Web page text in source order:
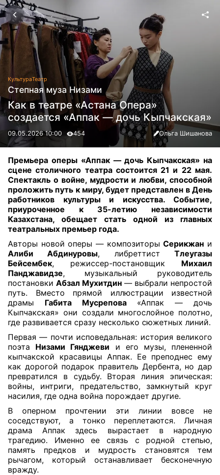
КультураТеатр
Степная муза Низами
Как в театре «Астана Опера»
создается «Аппак — дочь Кыпчакская»
09.05.2026 10:00 454 Ольга Шишанова
Премьера оперы «Аппак — дочь Кыпчакская» на
сцене столичного театра состоится 21 и 22 мая.
Спектакль о войне, мудрости и любви, способной
проложить путь к миру, будет представлен в День
работников культуры и искусства. Событие,
приуроченное к 35-летию независимости
Казахстана, обещает стать одной из главных
театральных премьер года.
Авторы новой оперы — композиторыСерикжан и
Алиби Абдинуровы, либреттистТлеугазы
Бейсембек, режиссер-постановщик Михаил
Панджавидзе, музыкальный руководитель
постановки Абзал Мухитдин — выбрали непростой
путь. Вместо прямой иллюстрации известной
драмы Габита Мусрепова«Аппак — дочь
Кыпчакская» они создали многослойное полотно,
где развивается сразу несколько сюжетных линий.
Первая — почти исповедальная: история великого
поэта Низами Гянджеви и его музы, плененной
кыпчакской красавицы Аппак. Ее преподнес ему
как дорогой подарок правитель Дербента, но дар
превратился в судьбу. Вторая линия эпическая:
войны, интриги, предательство, замкнутый круг
насилия, где одна война порождает другие.
В оперном прочтении эти линии вовсе не
соседствуют, а тонко переплетаются. Личная
драма Аппак здесь вырастает в народную
трагедию. Именно ее связь с родной степью,
память предков и мудрость становятся тем
рычагом, который останавливает бесконечную
вражду.